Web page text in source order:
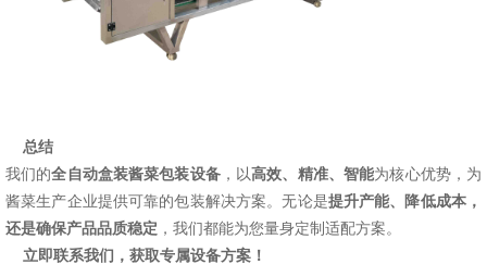
总结
我们的全自动盒装酱菜包装设备，以 高效、精准、智能为核心优势，为
酱菜生产企业提供可靠的包装解决方案。无论是提升产能、降低成本，
还是确保产品品质稳定 ，我们都能为您量身定制 适配方案。
立即联系我们，获取专属设备方案！